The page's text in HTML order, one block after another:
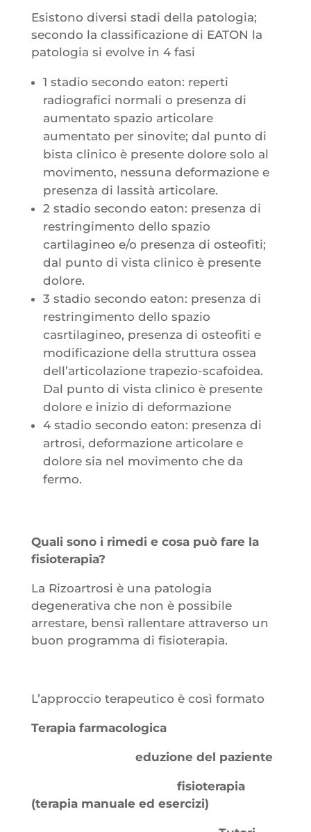
Esistono diversi stadi della patologia;
secondo la classificazione di EATON la
patologia si evolve in 4 fasi
1 stadio secondo eaton: reperti
radiografici normali o presenza di
aumentato spazio articolare
aumentato per sinovite; dal punto di
bista clinico è presente dolore solo al
movimento, nessuna deformazione e
presenza di lassità articolare.
2 stadio secondo eaton: presenza di
restringimento dello spazio
cartilagineo e/o presenza di osteofiti;
dal punto di vista clinico è presente
dolore.
3 stadio secondo eaton: presenza di
restringimento dello spazio
casrtilagineo, presenza di osteofiti e
modificazione della struttura ossea
dell’articolazione trapezio-scafoidea.
Dal punto di vista clinico è presente
dolore e inizio di deformazione
4 stadio secondo eaton: presenza di
artrosi, deformazione articolare e
dolore sia nel movimento che da
fermo.
Quali sono i rimedi e cosa può fare la
fisioterapia?
La Rizoartrosi è una patologia
degenerativa che non è possibile
arrestare, bensì rallentare attraverso un
buon programma di fisioterapia.
L’approccio terapeutico è così formato
Terapia farmacologica
eduzione del paziente
fisioterapia
(terapia manuale ed esercizi)